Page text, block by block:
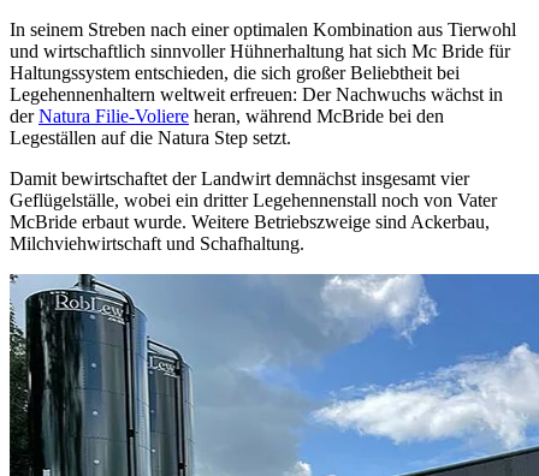
In seinem Streben nach einer optimalen Kombination aus Tierwohl
und wirtschaftlich sinnvoller Hühnerhaltung hat sich Mc Bride für
Haltungssystem entschieden, die sich großer Beliebtheit bei
Legehennenhaltern weltweit erfreuen: Der Nachwuchs wächst in
derNatura Filie-Voliere heran, während McBride bei den
Legeställen auf die Natura Step setzt.
Damit bewirtschaftet der Landwirt demnächst insgesamt vier
Geflügelställe, wobei ein dritter Legehennenstall noch von Vater
McBride erbaut wurde. Weitere Betriebszweige sind Ackerbau,
Milchviehwirtschaft und Schafhaltung.